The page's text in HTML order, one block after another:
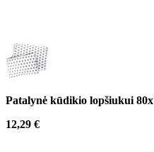
Patalynė kūdikio lopšiukui
12,29 €